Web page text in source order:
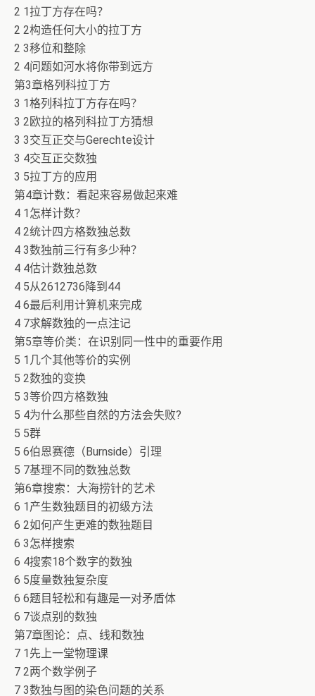
2 1拉丁方存在吗？
2 2构造任何大小的拉丁方
2 3移位和整除
2 4问题如河水将你带到远方
第3章格列科拉丁方
3 1格列科拉丁方存在吗？
3 2欧拉的格列科拉丁方猜想
3 3交互正交与Gerechte设计
3 4交互正交数独
3 5拉丁方的应用
第4章计数：看起来容易做起来难
4 1怎样计数？
4 2统计四方格数独总数
4 3数独前三行有多少种？
4 4估计数独总数
4 5从2612736降到44
4 6最后利用计算机来完成
4 7求解数独的一点注记
第5章等价类：在识别同一性中的重要作用
5 1几个其他等价的实例
5 2数独的变换
5 3等价四方格数独
5 4为什么那些自然的方法会失败?
5 5群
5 6伯恩赛德（Burnside）引理
5 7基理不同的数独总数
第6章搜索：大海捞针的艺术
6 1产生数独题目的初级方法
6 2如何产生更难的数独题目
6 3怎样搜索
6 4搜索18个数字的数独
6 5度量数独复杂度
6 6题目轻松和有趣是一对矛盾体
6 7谈点别的数独
第7章图论：点、线和数独
7 1先上一堂物理课
7 2两个数学例子
7 3数独与图的染色问题的关系